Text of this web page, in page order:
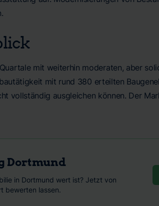
mit weiterhin moderaten, aber
mit rund 380 erteilten
vollständig ausgleichen können. Der
Dortmund
in Dortmund wert ist? Jetzt von
bewerten lassen.